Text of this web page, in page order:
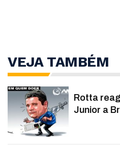
VEJA TAMBÉM
Rotta
Junior a